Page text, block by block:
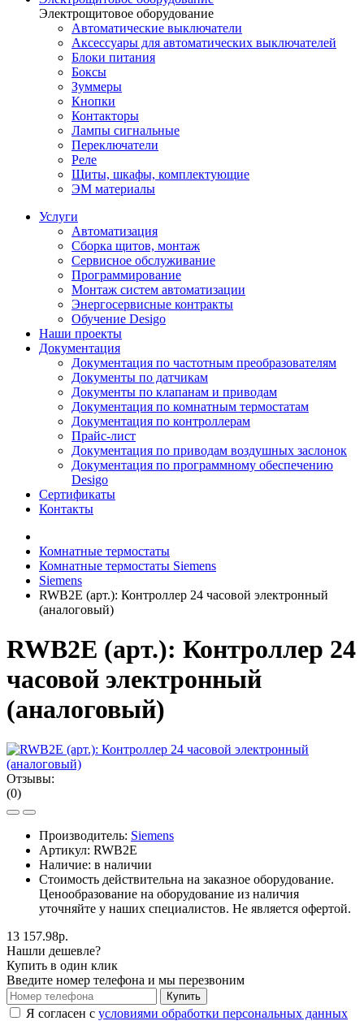
Электрощитовое оборудование
Автоматические выключатели
Аксессуары для автоматических выключателей
Блоки питания
Боксы
Зуммеры
Кнопки
Контакторы
Лампы сигнальные
Переключатели
Реле
Щиты, шкафы, комплектующие
ЭМ материалы
Услуги
Автоматизация
Сборка щитов, монтаж
Сервисное обслуживание
Программирование
Монтаж систем автоматизации
Энергосервисные контракты
Обучение Desigo
Наши проекты
Документация
Документация по частотным преобразователям
Документы по датчикам
Документы по клапанам и приводам
Документация по комнатным термостатам
Документация по контроллерам
Прайс-лист
Документация по приводам воздушных заслонок
Документация по программному обеспечению
Desigo
Сертификаты
Контакты
Комнатные термостаты
Комнатные термостаты Siemens
Siemens
RWB2E (арт.): Контроллер 24 часовой электронный
(аналоговый)
RWB2E (арт.): Контроллер 24
часовой электронный
(аналоговый)
Отзывы:
(0)
Производитель: Siemens
Артикул: RWB2E
Наличие: в наличии
Стоимость действительна на заказное оборудование.
Ценообразование на оборудование из наличия
уточняйте у наших специалистов. Не является офертой.
13 157.98р.
Нашли дешевле?
Купить в один клик
Введите номер телефона и мы перезвоним
Купить
Я согласен с условиями обработки персональных данных